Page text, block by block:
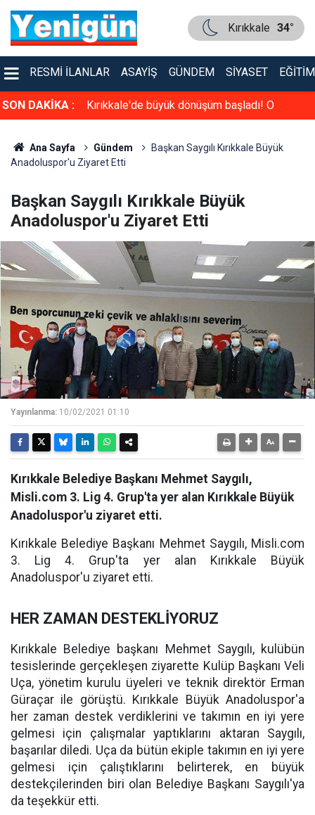
Kırıkkale 34°
RESMI İLANLAR ASAYIŞ GÜNDEM SIYASET EĞITIM
SON DAKİKA :
O Araç bagajındaki tehlikeli yolculuk kamerada
Ana Sayfa Gündem
Başkan Saygılı Kırıkkale Büyük
Anadoluspor'u Ziyaret Etti
Başkan Saygılı Kırıkkale Büyük
Anadoluspor'u Ziyaret Etti
Yayınlanma: 10/02/2021 01:10
Kırıkkale Belediye Başkanı Mehmet Saygılı,
Misli.com 3. Lig 4. Grup'ta yer alan Kırıkkale Büyük
Anadoluspor'u ziyaret etti.
Kırıkkale Belediye Başkanı Mehmet Saygılı, Misli.com
3. Lig 4. Grup'ta yer alan Kırıkkale Büyük
Anadoluspor'u ziyaret etti.
HER ZAMAN DESTEKLİYORUZ
Kırıkkale Belediye başkanı Mehmet Saygılı, kulübün
tesislerinde gerçekleşen ziyarette Kulüp Başkanı Veli
Uça, yönetim kurulu üyeleri ve teknik direktör Erman
Güraçar ile görüştü. Kırıkkale Büyük Anadoluspor'a
her zaman destek verdiklerini ve takımın en iyi yere
gelmesi için çalışmalar yaptıklarını aktaran Saygılı,
başarılar diledi. Uça da bütün ekiple takımın en iyi yere
gelmesi için çalıştıklarını belirterek, en büyük
destekçilerinden biri olan Belediye Başkanı Saygılı'ya
da teşekkür etti.